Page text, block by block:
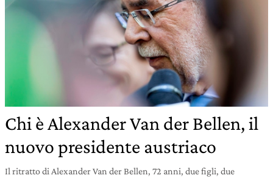
Chi è Alexander Van der Bellen, il
nuovo presidente austriaco
Il ritratto di Alexander Van der Bellen, 72 anni, due figli, due